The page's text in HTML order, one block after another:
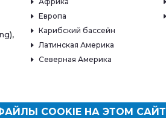
),
Европа
Карибский бассейн
Латинская Америка
Северная Америка
COOKIE НА ЭТОМ